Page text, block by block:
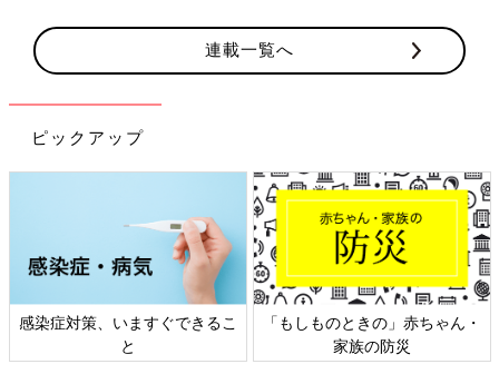
連載一覧へ
ピックアップ
・
日本外来小児科学会リーフレッ
六星占術 細木かおりさんの
相談